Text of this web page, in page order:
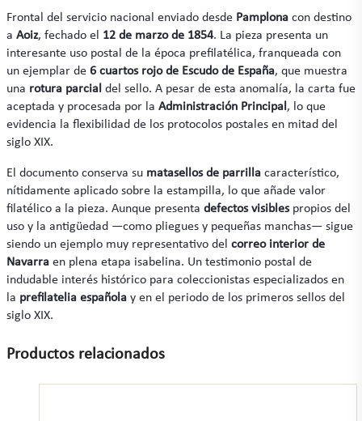
Frontal del servicio nacional enviado desde Pamplona con destino
a Aoiz, fechado el 12 de marzo de 1854. La pieza presenta un
interesante uso postal de la época prefilatélica, franqueada con
un ejemplar de 6 cuartos rojo de Escudo de España, que muestra
una rotura parcial del sello. A pesar de esta anomalía, la carta fue
aceptada y procesada por la Administración Principal , lo que
evidencia la flexibilidad de los protocolos postales en mitad del
siglo XIX.
El documento conserva su matasellos de parrilla característico,
nítidamente aplicado sobre la estampilla, lo que añade valor
filatélico a la pieza. Aunque presenta defectos visiblespropios del
uso y la antigüedad —como pliegues y pequeñas manchas— sigue
siendo un ejemplo muy representativo del correo interior de
Navarra en plena etapa isabelina. Un testimonio postal de
indudable interés histórico para coleccionistas especializados en
la prefilatelia española y en el periodo de los primeros sellos del
siglo XIX.
Productos relacionados